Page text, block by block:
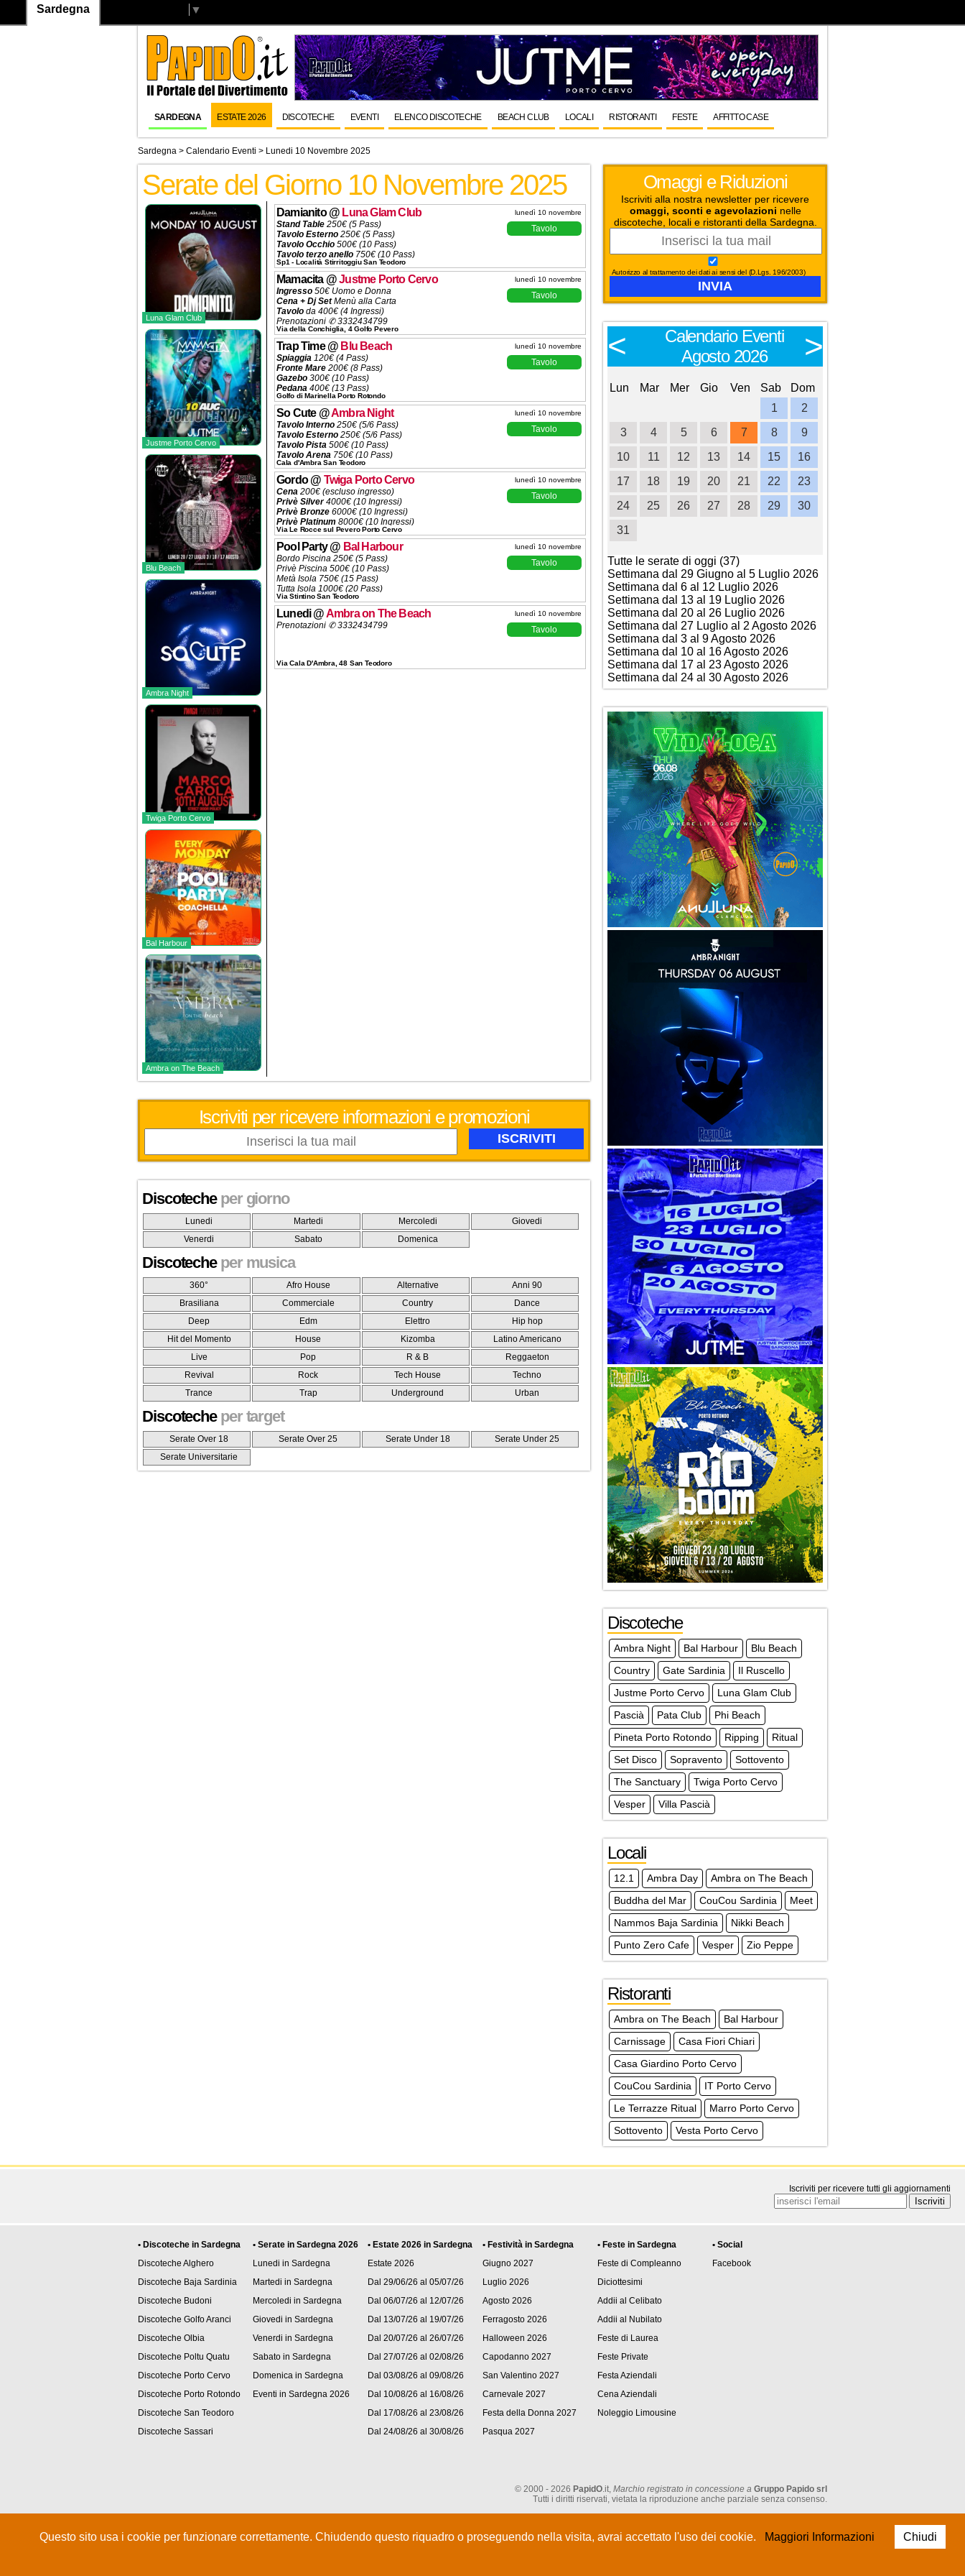
Sardegna ▼
SARDEGNA ESTATE 2026 DISCOTECHE EVENTI ELENCO DISCOTECHE BEACH CLUB LOCALI RISTORANTI FESTE AFFITTO CASE
Sardegna > Calendario Eventi > Lunedi 10 Novembre 2025
Serate del Giorno 10 Novembre 2025
Luna Glam Club
Justme Porto Cervo
Blu Beach
Ambra Night
Twiga Porto Cervo
Bal Harbour
Ambra on The Beach
lunedì 10 novembre
Damianito@ Luna Glam Club
Stand Table 250€ (5 Pass)
Tavolo Esterno 250€ (5 Pass)
Tavolo Occhio 500€ (10 Pass)
Tavolo terzo anello 750€ (10 Pass)
Tavolo secondo anello1000€ (10 Pass)
Tavolo primo anello1000€ (10 Pass)
Prenotazioni ✆ 3332434799
Tavolo
Sp1 - Località Stirritoggiu San Teodoro
lunedì 10 novembre
Mamacita@Justme Porto Cervo
Ingresso 50€ Uomo e Donna
Cena + Dj SetMenù alla Carta
Tavolo da 400€ (4 Ingressi)
Prenotazioni ✆ 3332434799
Tavolo
Via della Conchiglia, 4 Golfo Pevero
lunedì 10 novembre
Trap Time@ Blu Beach
Spiaggia 120€ (4 Pass)
Fronte Mare 200€ (8 Pass)
Gazebo 300€ (10 Pass)
Pedana 400€ (13 Pass)
Prive Palco540€ (13 Pass)
Fronte Console600€ (13 Pass)
Sotto Console 800€ (13 Pass)
Console1000€ (13 Pass)
Beverage a scelta da listino
Prenotazioni ✆ 3332434799
Tavolo
Golfo di Marinella Porto Rotondo
lunedì 10 novembre
So Cute@Ambra Night
Tavolo Interno 250€ (5/6 Pass)
Tavolo Esterno 250€ (5/6 Pass)
Tavolo Pista 500€ (10 Pass)
Tavolo Arena 750€ (10 Pass)
Tavolo Vip1000€ (10 Pass)
Beverage a scelta da listino
Prenotazioni ✆ 3332434799
Tavolo
Cala d'Ambra San Teodoro
lunedì 10 novembre
Gordo@ Twiga Porto Cervo
Cena 200€ (escluso ingresso)
Privè Silver4000€ (10 Ingressi)
Privè Bronze 6000€ (10 Ingressi)
Privè Platinum 8000€ (10 Ingressi)
Privè Dj Booth (da concordare)
Prenotazioni ✆ 3332434799
Tavolo
Via Le Rocce sul Pevero Porto Cervo
lunedì 10 novembre
Pool Party@ Bal Harbour
Bordo Piscina 250€ (5 Pass)
Privè Piscina 500€ (10 Pass)
Metà Isola 750€ (15 Pass)
Tutta Isola 1000€ (20 Pass)
Beverage a scelta da listino
Pranzo o Cena Menù alla Carta
Prenotazioni ✆ 3332434799
Tavolo
Via Stintino San Teodoro
lunedì 10 novembre
Lunedi@Ambra on The Beach
Prenotazioni ✆ 3332434799 Tavolo
Via Cala D'Ambra, 48 San Teodoro
Iscriviti per ricevere informazioni e promozioni
Discoteche per giorno
Lunedi Martedi Mercoledi
Giovedi
Venerdi
Sabato Domenica
Discoteche per musica
360° Afro House Alternative
Anni 90
Brasiliana
Commerciale Country
Dance
Deep
Edm Elettro
Hip hop
Hit del Momento
House Kizomba
Latino Americano
Live
Pop R & B
Reggaeton
Revival
Rock Tech House
Techno
Trance
Trap Underground Urban
Discoteche per target
Serate Over 18 Serate Over 25 Serate Under 18
Serate Under 25
Serate Universitarie
Omaggi e Riduzioni
Iscriviti alla nostra newsletter per ricevere
omaggi, sconti e agevolazioni nelle
discoteche, locali e ristoranti della Sardegna.
Autorizzo al trattamento dei dati ai sensi del (D.Lgs. 196/2003)
<
Calendario Eventi
Ottobre 2026
1
2 3
4
10
19
23 24
26
30 31
<
Calendario Eventi
Agosto 2026
>
Lun Mar Mer Gio Ven Sab
Dom
1
2
3
4 5 6 7 8
9
10
11 12 13 14 15
16
17
18 19 20 21 22
23
24
25 26 27 28 29
30
31
Tutte le serate di oggi (37)
Settimana dal 29 Giugno al 5 Luglio 2026
Settimana dal 6 al 12 Luglio 2026
Settimana dal 13 al 19 Luglio 2026
Settimana dal 20 al 26 Luglio 2026
Settimana dal 27 Luglio al 2 Agosto 2026
Settimana dal 3 al 9 Agosto 2026
Settimana dal 10 al 16 Agosto 2026
Settimana dal 17 al 23 Agosto 2026
Settimana dal 24 al 30 Agosto 2026
Discoteche
Ambra Night Bal Harbour
Blu Beach
Country
Gate Sardinia
Il Ruscello
Justme Porto Cervo
Luna Glam Club
Pascià
Pata Club
Phi Beach
Pineta Porto Rotondo
Ripping
Ritual
Set Disco
Sopravento
Sottovento
The Sanctuary
Twiga Porto Cervo
Vesper
Villa Pascià
Locali
12.1 Ambra Day
Ambra on The Beach
Buddha del Mar
CouCou Sardinia
Meet
Nammos Baja Sardinia
Nikki Beach
Punto Zero Cafe
Vesper Zio Peppe
Ristoranti
Ambra on The Beach
Bal Harbour
Carnissage
Casa Fiori Chiari
Casa Giardino Porto Cervo
CouCou Sardinia
IT Porto Cervo
Le Terrazze Ritual
Marro Porto Cervo
Sottovento
Vesta Porto Cervo
Iscriviti per ricevere tutti gli aggiornamenti
• Discoteche in Sardegna
Discoteche Alghero
Discoteche Baja Sardinia
Discoteche Budoni
Discoteche Golfo Aranci
Discoteche Olbia
Discoteche Poltu Quatu
Discoteche Porto Cervo
Discoteche Porto Rotondo
Discoteche San Teodoro
Discoteche Sassari
• Serate in Sardegna 2026
Lunedi in Sardegna
Martedi in Sardegna
Mercoledi in Sardegna
Giovedi in Sardegna
Venerdi in Sardegna
Sabato in Sardegna
Domenica in Sardegna
Eventi in Sardegna 2026
• Estate 2026 in Sardegna
Estate 2026
Dal 29/06/26 al 05/07/26
Dal 06/07/26 al 12/07/26
Dal 13/07/26 al 19/07/26
Dal 20/07/26 al 26/07/26
Dal 27/07/26 al 02/08/26
Dal 03/08/26 al 09/08/26
Dal 10/08/26 al 16/08/26
Dal 17/08/26 al 23/08/26
Dal 24/08/26 al 30/08/26
• Festività in Sardegna
Giugno 2027
Luglio 2026
Agosto 2026
Ferragosto 2026
Halloween 2026
Capodanno 2027
San Valentino 2027
Carnevale 2027
Festa della Donna 2027
Pasqua 2027
• Feste in Sardegna
Feste di Compleanno
Diciottesimi
Addii al Celibato
Addii al Nubilato
Feste di Laurea
Feste Private
Festa Aziendali
Cena Aziendali
Noleggio Limousine
• Social
Facebook
© 2000 - 2026 PapidO.it, Marchio registrato in concessione a Gruppo Papido srl
Tutti i diritti riservati, vietata la riproduzione anche parziale senza consenso.
Questo sito usa i cookie per funzionare correttamente. Chiudendo questo riquadro o proseguendo nella visita, avrai accettato l'uso dei cookie. Maggiori Informazioni Chiudi